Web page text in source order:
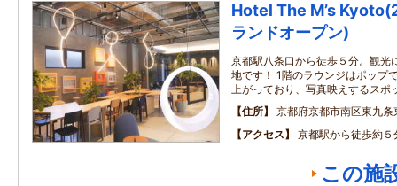
Hotel The M’s
ランドオープン)
京都駅八条口から徒歩５分。観光
地です！ 1階のラウンジはポップ
上がっており、写真映えするス
住所
京都府京都市南区東九
アクセス
京都駅から徒歩約５
この施